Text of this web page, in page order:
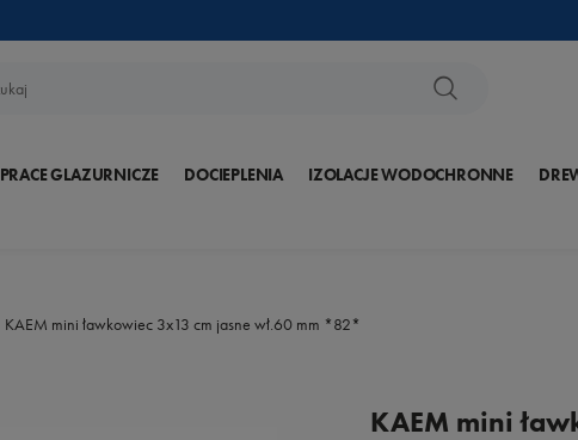
PRACE GLAZURNICZE DOCIEPLENIA IZOLACJE WODOCHRONNE
KAEM mini ławkowiec 3x13 cm jasne wł.60 mm *82*
KAEM mini